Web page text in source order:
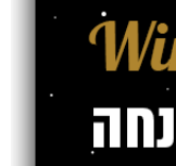
בשלבים תסייע לנו
שנים רבות.